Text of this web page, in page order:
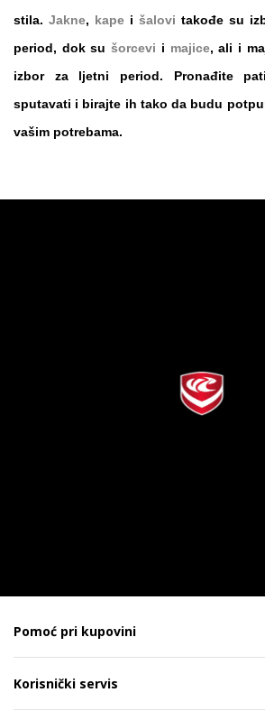
stila. Jakne, kape i šalovi takođe su
period, dok sušorcevi i majice, ali i
izbor za ljetni period. Pronađite
sputavati i birajte ih tako da budu
vašim potrebama.
Pomoć pri kupovini
Korisnički servis